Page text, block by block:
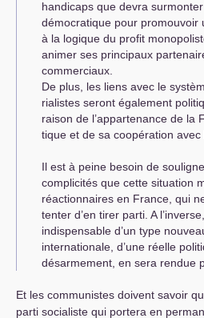
handicaps que devra
démocratique pour promouvoir
à la logique du profit
animer ses principaux
commerciaux.
De plus, les liens avec le
rialistes seront également
raison de l’appartenance de la
tique et de sa coopération avec
Il est à peine besoin de
complicités que cette situation
réactionnaires en France, qui
tenter d’en tirer parti. A
indispensable d’un type
internationale, d’une réelle
désarmement, en sera rendue
Et les communistes doivent savoir
parti socialiste qui portera en